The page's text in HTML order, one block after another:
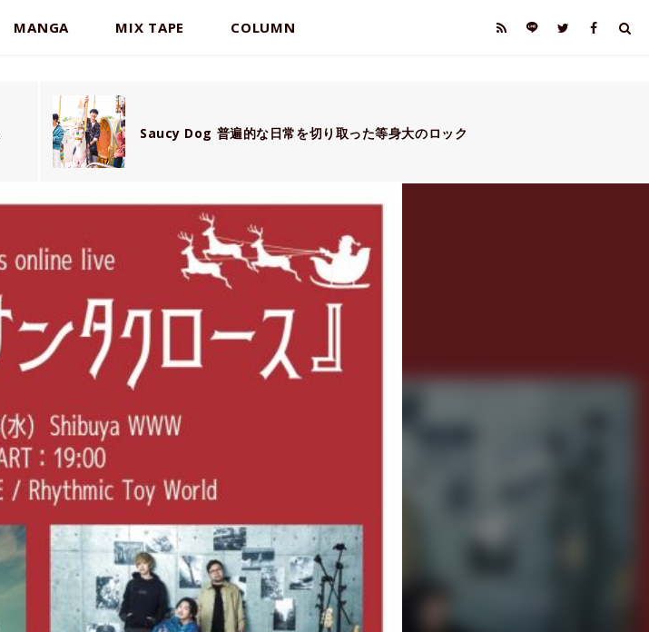
MANGA MIX TAPE COLUMN
Saucy Dog 普遍的な日常を切り取った等身大のロック